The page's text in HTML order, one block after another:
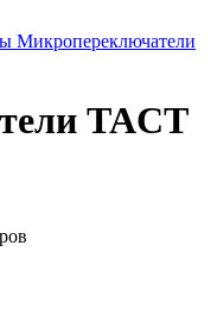
Микропереключатели
TACT